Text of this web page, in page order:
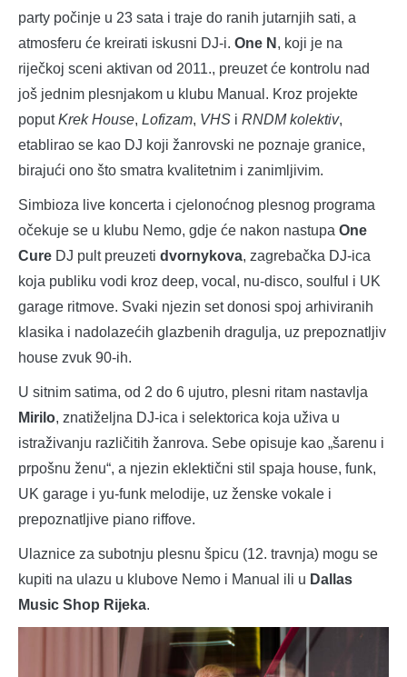
party počinje u 23 sata i traje do ranih jutarnjih sati, a
atmosferu će kreirati iskusni DJ-i. One N , koji je na
riječkoj sceni aktivan od 2011., preuzet će kontrolu nad
još jednim plesnjakom u klubu Manual. Kroz projekte
poputKrek House, Lofizam, VHS i RNDM kolektiv,
etablirao se kao DJ koji žanrovski ne poznaje granice,
birajući ono što smatra kvalitetnim i zanimljivim.
Simbioza live koncerta i cjelonoćnog plesnog programa
očekuje se u klubu Nemo, gdje će nakon nastupa One
Cure DJ pult preuzeti dvornykova, zagrebačka DJ-ica
koja publiku vodi kroz deep, vocal, nu-disco, soulful i UK
garage ritmove. Svaki njezin set donosi spoj arhiviranih
klasika i nadolazećih glazbenih dragulja, uz prepoznatljiv
house zvuk 90-ih.
U sitnim satima, od 2 do 6 ujutro, plesni ritam nastavlja
Mirilo, znatiželjna DJ-ica i selektorica koja uživa u
istraživanju različitih žanrova. Sebe opisuje kao „šarenu i
prpošnu ženu“, a njezin eklektični stil spaja house, funk,
UK garage i yu-funk melodije, uz ženske vokale i
prepoznatljive piano riffove.
Ulaznice za subotnju plesnu špicu (12. travnja) mogu se
kupiti na ulazu u klubove Nemo i Manual ili u Dallas
Music Shop Rijeka.